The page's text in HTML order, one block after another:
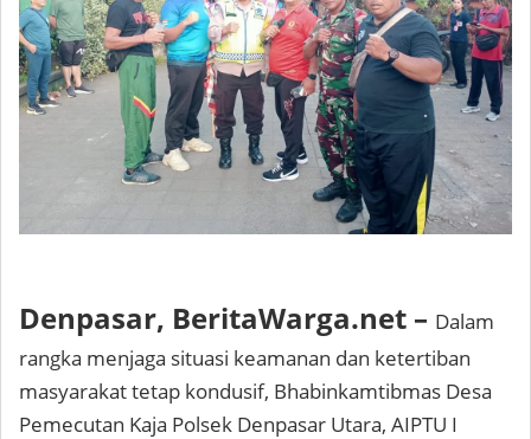
Denpasar, BeritaWarga.net – Dalam
rangka menjaga situasi keamanan dan ketertiban
masyarakat tetap kondusif, Bhabinkamtibmas Desa
Pemecutan Kaja Polsek Denpasar Utara, AIPTU I